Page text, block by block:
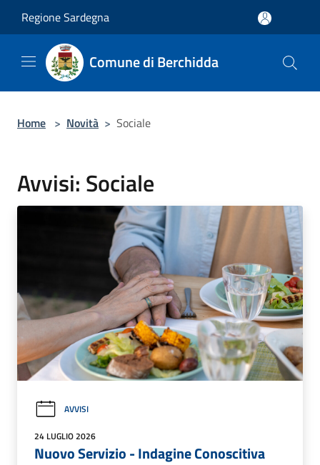
Regione Sardegna
Comune di Berchidda
Home > Novità > Sociale
Avvisi: Sociale
AVVISI
24 LUGLIO 2026
Nuovo Servizio - Indagine Conoscitiva